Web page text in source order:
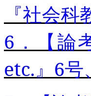
『社会
6 ．【論
etc.』6号